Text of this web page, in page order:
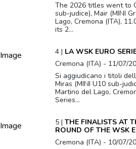
The 2026 titles went to
sub-judice), Mair (MINI
Lago, Cremona (ITA),
its 2...
4 | LA WSK EURO
Cremona (ITA) - 11/07/
Si aggiudicano i titoli
Miras (MINI U10 sub-
Martino del Lago,
Series...
5 | THE FINALISTS AT
ROUND OF THE WSK
Cremona (ITA) - 10/07/